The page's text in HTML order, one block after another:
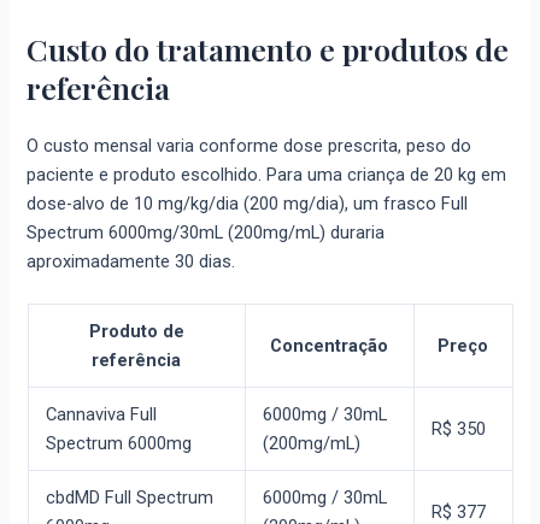
Custo do tratamento e produtos de
referência
O custo mensal varia conforme dose prescrita, peso do
paciente e produto escolhido. Para uma criança de 20 kg em
dose-alvo de 10 mg/kg/dia (200 mg/dia), um frasco Full
Spectrum 6000mg/30mL (200mg/mL) duraria
aproximadamente 30 dias.
Produto de
referência
Concentração Preço
Cannaviva Full
Spectrum 6000mg
6000mg / 30mL
(200mg/mL)
R$ 350
cbdMD Full Spectrum
6000mg / 30mL
R$ 377